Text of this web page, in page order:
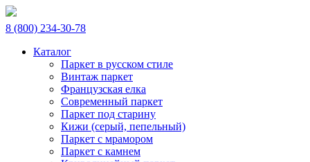
8 (800) 234-30-78
Каталог
Паркет в русском стиле
Винтаж паркет
Французская елка
Современный паркет
Паркет под старину
Кижи (серый, пепельный)
Паркет с мрамором
Паркет с камнем